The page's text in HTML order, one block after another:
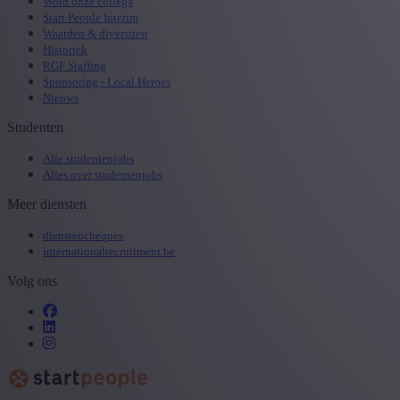
Start People Interim
Waarden & diversiteit
Historiek
RGF Staffing
Sponsoring - Local Heroes
Nieuws
Studenten
Alle studentenjobs
Alles over studentenjobs
Meer diensten
dienstencheques
internationalrecruitment.be
Volg ons